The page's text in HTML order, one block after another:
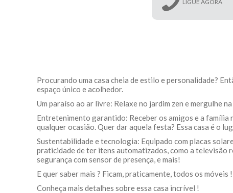
LIGUE AGORA
Procurando uma casa cheia de estilo e personalidade?
espaço único e acolhedor.
Um paraíso ao ar livre: Relaxe no jardim zen e mergulhe
Entretenimento garantido: Receber os amigos e a
qualquer ocasião. Quer dar aquela festa? Essa casa é o
Sustentabilidade e tecnologia: Equipado com placas
praticidade de ter itens automatizados, como a
segurança com sensor de presença, e mais!
E quer saber mais ? Ficam, praticamente, todos os móveis !
Conheça mais detalhes sobre essa casa incrível !